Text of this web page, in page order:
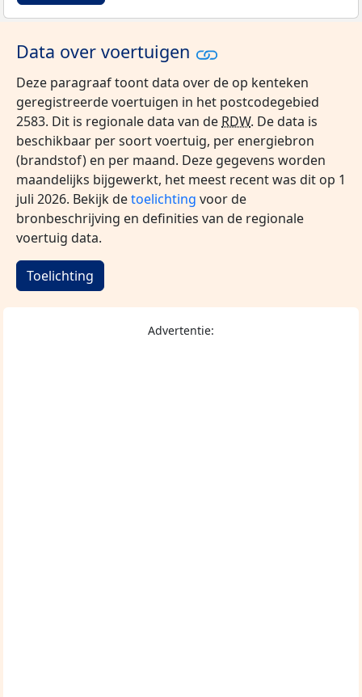
Data over voertuigen
Deze paragraaf toont data over de op kenteken
geregistreerde voertuigen in het postcodegebied
2583. Dit is regionale data van de RDW. De data is
beschikbaar per soort voertuig, per energiebron
(brandstof) en per maand. Deze gegevens worden
maandelijks bijgewerkt, het meest recent was dit op 1
juli 2026. Bekijk detoelichting voor de
bronbeschrijving en definities van de regionale
voertuig data.
Toelichting
Advertentie: